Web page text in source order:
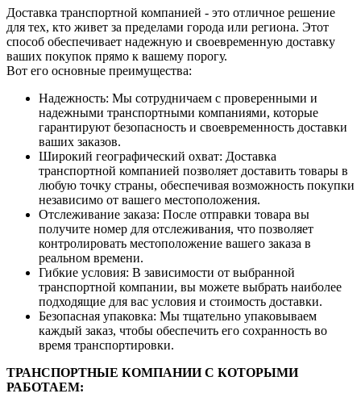
Доставка транспортной компанией - это отличное решение
для тех, кто живет за пределами города или региона. Этот
способ обеспечивает надежную и своевременную доставку
ваших покупок прямо к вашему порогу.
Вот его основные преимущества:
Надежность: Мы сотрудничаем с проверенными и
надежными транспортными компаниями, которые
гарантируют безопасность и своевременность доставки
ваших заказов.
Широкий географический охват: Доставка
транспортной компанией позволяет доставить товары в
любую точку страны, обеспечивая возможность покупки
независимо от вашего местоположения.
Отслеживание заказа: После отправки товара вы
получите номер для отслеживания, что позволяет
контролировать местоположение вашего заказа в
реальном времени.
Гибкие условия: В зависимости от выбранной
транспортной компании, вы можете выбрать наиболее
подходящие для вас условия и стоимость доставки.
Безопасная упаковка: Мы тщательно упаковываем
каждый заказ, чтобы обеспечить его сохранность во
время транспортировки.
ТРАНСПОРТНЫЕ КОМПАНИИ С КОТОРЫМИ
РАБОТАЕМ: